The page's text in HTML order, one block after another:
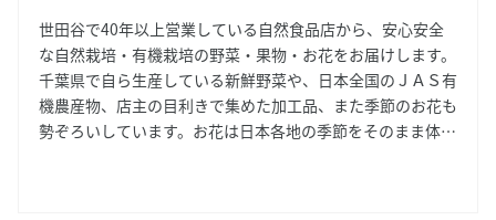
世田谷で40年以上営業している自然食品店から、安心安全
な自然栽培・有機栽培の野菜・果物・お花をお届けします。
千葉県で自ら生産している新鮮野菜や、日本全国のＪＡＳ有
機農産物、店主の目利きで集めた加工品、また季節のお花も
勢ぞろいしています。お花は日本各地の季節をそのまま体現